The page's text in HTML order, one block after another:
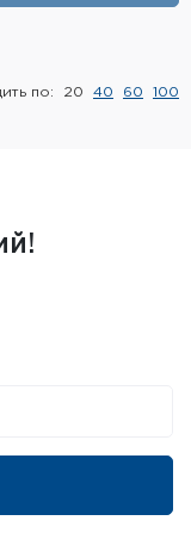
по: 20 40 60 100